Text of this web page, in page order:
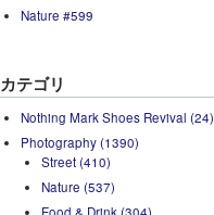
Nature #599
カテゴリ
Nothing Mark Shoes Revival (24)
Photography (1390)
Street (410)
Nature (537)